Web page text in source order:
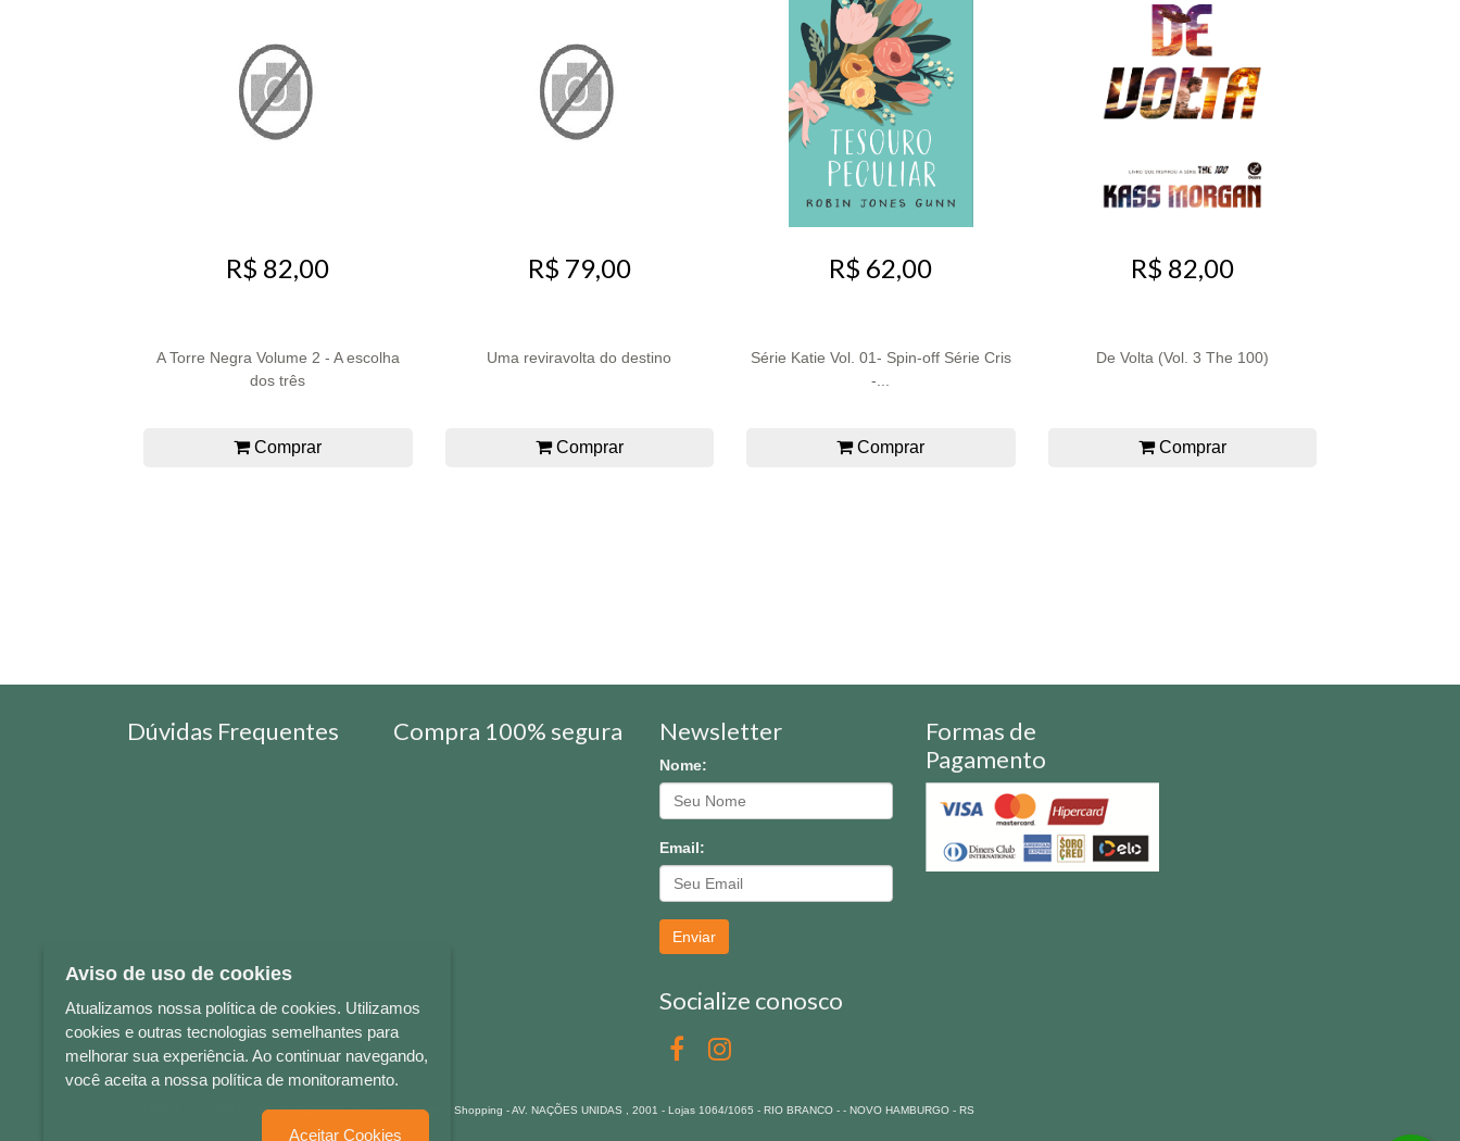
R$ 82,00
A Torre Negra Volume 2 - A escolha
dos três
Comprar
R$ 79,00
Uma reviravolta do destino
Comprar
R$ 62,00
Série Katie Vol. 01- Spin-off Série Cris
-...
Comprar
R$ 82,00
De Volta (Vol. 3 The 100)
Comprar
Dúvidas Frequentes Compra 100% segura Newsletter
Nome:
Email:
Enviar
Socialize conosco
Formas de
Pagamento
LETRAS & CIA - CNPJ n° 88.587.548/0001-20 - Térreo Bourbon Shopping - AV. NAÇÕES UNIDAS , 2001 - Lojas 1064/1065 - RIO BRANCO - - NOVO HAMBURGO - RS
Aviso de uso de cookies
Atualizamos nossa política de cookies. Utilizamos
cookies e outras tecnologias semelhantes para
melhorar sua experiência. Ao continuar navegando,
você aceita a nossa política de monitoramento.
Aceitar Cookies